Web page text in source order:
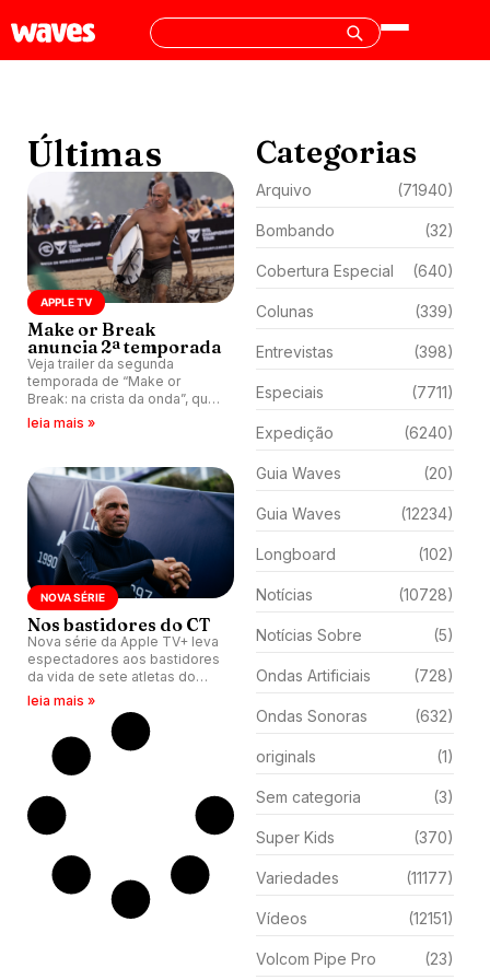
Últimas
APPLE TV
Make or Break
anuncia 2ª temporada
Veja trailer da segunda
temporada de “Make or
Break: na crista da onda”, que
estreia em 17 de fevereiro no
leia mais »
NOVA SÉRIE
Nos bastidores do CT
Nova série da Apple TV+ leva
espectadores aos bastidores
da vida de sete atletas do
Circuito Mundial.
leia mais »
Categorias
Arquivo (71940)
Bombando (32)
Cobertura Especial (640)
Colunas (339)
Entrevistas (398)
Especiais (7711)
Expedição (6240)
Guia Waves (20)
Guia Waves (12234)
Longboard (102)
Notícias (10728)
Notícias Sobre (5)
Ondas Artificiais (728)
Ondas Sonoras (632)
originals (1)
Sem categoria (3)
Super Kids (370)
Variedades (11177)
Vídeos (12151)
Volcom Pipe Pro (23)